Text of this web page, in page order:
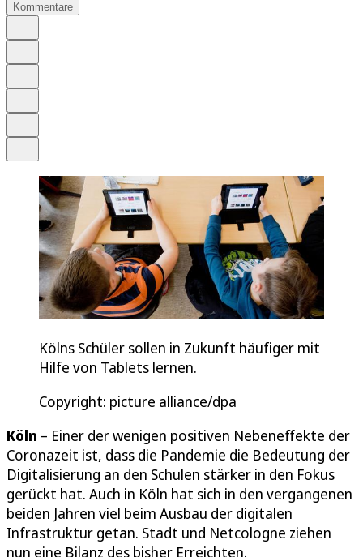
Kommentare
Kölns Schüler sollen in Zukunft häufiger mit
Hilfe von Tablets lernen.
Copyright: picture alliance/dpa
Köln – Einer der wenigen positiven Nebeneffekte der
Coronazeit ist, dass die Pandemie die Bedeutung der
Digitalisierung an den Schulen stärker in den Fokus
gerückt hat. Auch in Köln hat sich in den vergangenen
beiden Jahren viel beim Ausbau der digitalen
Infrastruktur getan. Stadt und Netcologne ziehen
nun eine Bilanz des bisher Erreichten.